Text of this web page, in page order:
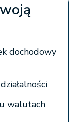
dochodowy
walutach